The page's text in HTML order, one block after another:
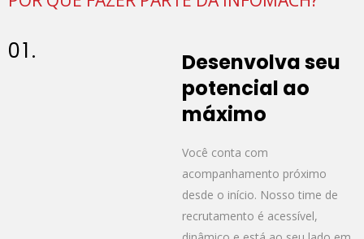
01.
Desenvolva seu
potencial ao
máximo
Você conta com
acompanhamento próximo
desde o início. Nosso time de
recrutamento é acessível,